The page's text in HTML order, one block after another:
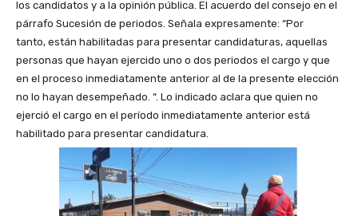
los candidatos y a la opinión pública. El acuerdo del consejo en el
párrafo Sucesión de periodos. Señala expresamente: “Por
tanto, están habilitadas para presentar candidaturas, aquellas
personas que hayan ejercido uno o dos periodos el cargo y que
en el proceso inmediatamente anterior al de la presente elección
no lo hayan desempeñado. “. Lo indicado aclara que quien no
ejerció el cargo en el período inmediatamente anterior está
habilitado para presentar candidatura.